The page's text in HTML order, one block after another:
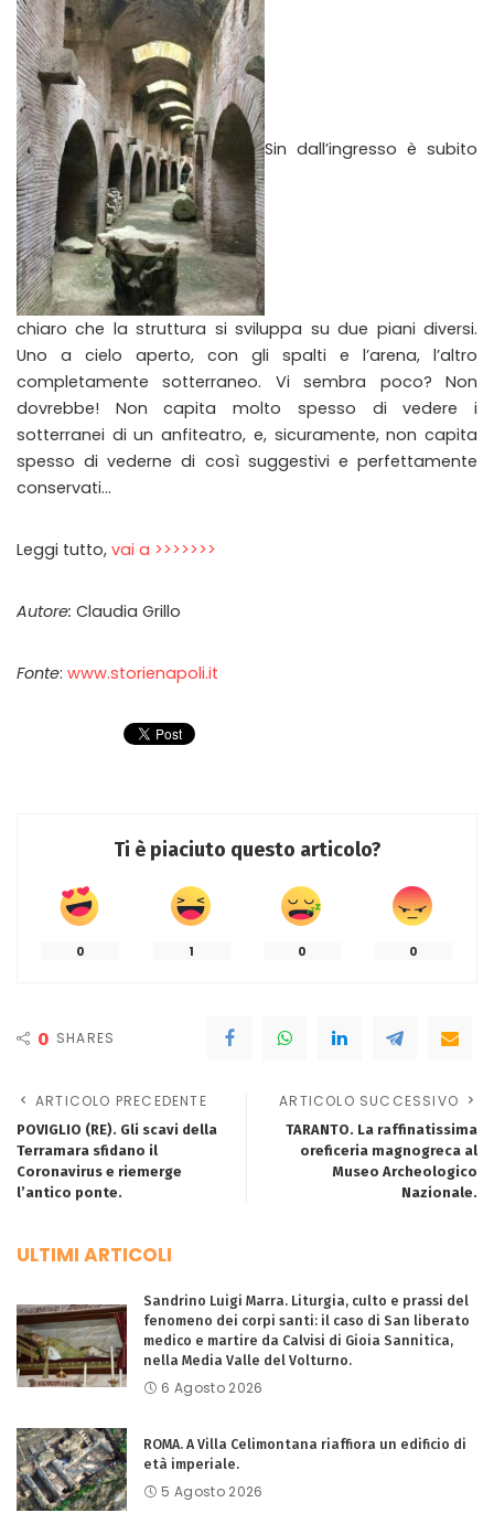
Sin dall’ingresso è subito
chiaro che la struttura si sviluppa su due piani diversi.
Uno a cielo aperto, con gli spalti e l’arena, l’altro
completamente sotterraneo. Vi sembra poco? Non
dovrebbe! Non capita molto spesso di vedere i
sotterranei di un anfiteatro, e, sicuramente, non capita
spesso di vederne di così suggestivi e perfettamente
conservati…
Leggi tutto, vai a >>>>>>>
Autore: Claudia Grillo
Fonte: www.storienapoli.it
Ti è piaciuto questo articolo?
0 1 0 0
0 SHARES
ARTICOLO PRECEDENTE
POVIGLIO (RE). Gli scavi della
Terramara sfidano il
Coronavirus e riemerge
l’antico ponte.
ARTICOLO SUCCESSIVO
TARANTO. La raffinatissima
oreficeria magnogreca al
Museo Archeologico
Nazionale.
ULTIMI ARTICOLI
Sandrino Luigi Marra. Liturgia, culto e prassi del
fenomeno dei corpi santi: il caso di San liberato
medico e martire da Calvisi di Gioia Sannitica,
nella Media Valle del Volturno.
6 Agosto 2026
ROMA. A Villa Celimontana riaffiora un edificio di
età imperiale.
5 Agosto 2026